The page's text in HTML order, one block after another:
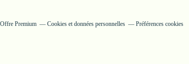
Offre Premium Cookies et données personnelles Préférences cookies